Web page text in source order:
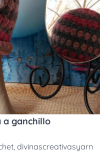
a ganchillo
, divinascreativasyarn